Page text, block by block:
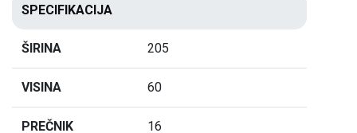
SPECIFIKACIJA
ŠIRINA 205
VISINA 60
PREČNIK 16